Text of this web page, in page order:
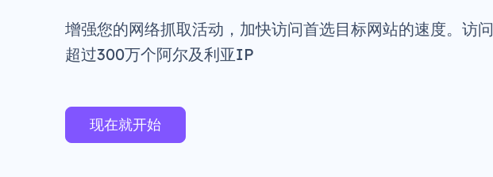
增强您的网络抓取活动，加快访问首选目标网站的速度。访问
超过300万个阿尔及利亚IP
现在就开始